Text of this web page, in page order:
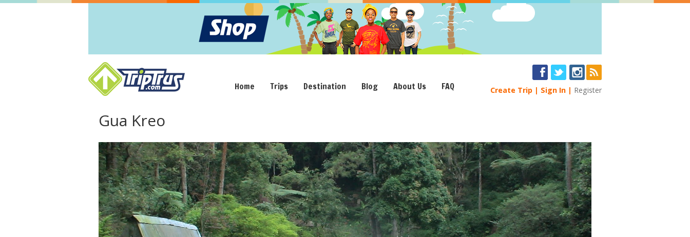
Home Trips Destination Blog About Us FAQ Create Trip Sign In Register
Gua Kreo